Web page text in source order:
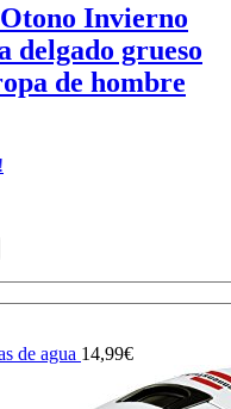
Invierno
delgado grueso
de hombre
de agua 14,99€